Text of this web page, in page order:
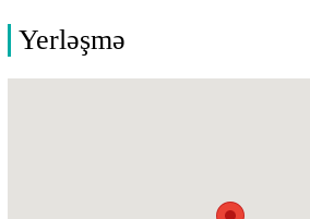
Yerləşmə